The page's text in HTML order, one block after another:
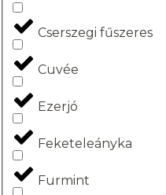
Cserszegi fűszeres
Cuvée
Ezerjó
Feketeleányka
Furmint